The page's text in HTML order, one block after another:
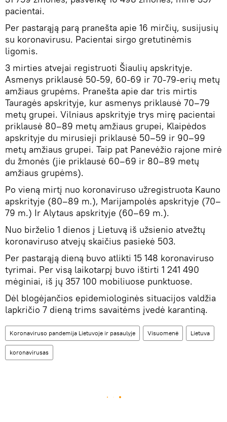
pacientai.
Per pastarąją parą pranešta apie 16 mirčių, susijusių
su koronavirusu. Pacientai sirgo gretutinėmis
ligomis.
3 mirties atvejai registruoti Šiaulių apskrityje.
Asmenys priklausė 50-59, 60-69 ir 70-79-erių metų
amžiaus grupėms. Pranešta apie dar tris mirtis
Tauragės apskrityje, kur asmenys priklausė 70–79
metų grupei. Vilniaus apskrityje trys mirę pacientai
priklausė 80–89 metų amžiaus grupei, Klaipėdos
apskrityje du mirusieji priklausė 50–59 ir 90–99
metų amžiaus grupei. Taip pat Panevėžio rajone mirė
du žmonės (jie priklausė 60–69 ir 80–89 metų
amžiaus grupėms).
Po vieną mirtį nuo koronaviruso užregistruota Kauno
apskrityje (80–89 m.), Marijampolės apskrityje (70–
79 m.) Ir Alytaus apskrityje (60–69 m.).
Nuo birželio 1 dienos į Lietuvą iš užsienio atvežtų
koronaviruso atvejų skaičius pasiekė 503.
Per pastarąją dieną buvo atlikti 15 148 koronaviruso
tyrimai. Per visą laikotarpį buvo ištirti 1 241 490
mėginiai, iš jų 357 100 mobiliuose punktuose.
Dėl blogėjančios epidemiologinės situacijos valdžia
lapkričio 7 dieną trims savaitėms įvedė karantiną.
Koronaviruso pandemija Lietuvoje ir pasaulyje Visuomenė Lietuva
koronavirusas